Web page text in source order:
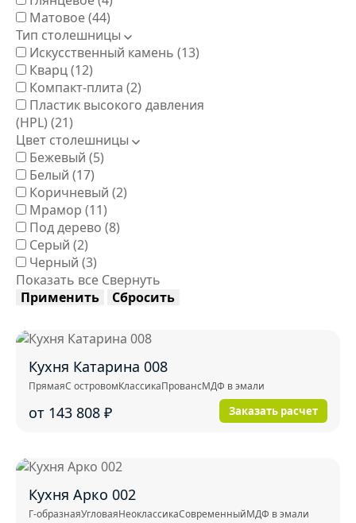
Матовое(44)
Тип столешницы
Искусственный камень (13)
Кварц(12)
Компакт-плита (2)
Пластик высокого давления
(HPL) (21)
Цвет столешницы
Бежевый (5)
Белый (17)
Коричневый (2)
Мрамор (11)
Под дерево (8)
Серый (2)
Черный (3)
Показать все Свернуть
Применить
Сбросить
Кухня Катарина 008
ПрямаяС островомКлассикаПровансМДФ в эмали
от 143 808 ₽ Заказать расчет
Кухня Арко 002
Г-образнаяУгловаяНеоклассикаСовременныйМДФ в эмали